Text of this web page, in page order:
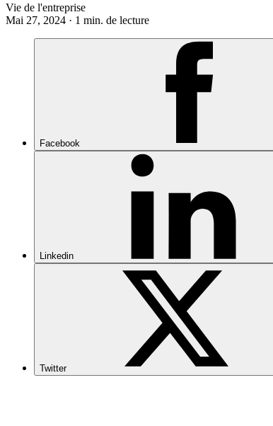
Vie de l'entreprise
Mai 27, 2024 · 1 min. de lecture
Facebook
Linkedin
Twitter